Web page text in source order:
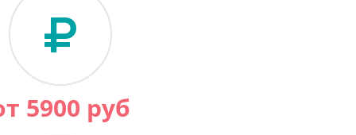
5900 руб